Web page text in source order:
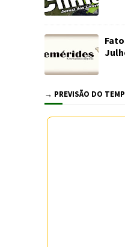
→ PREVISÃO DO